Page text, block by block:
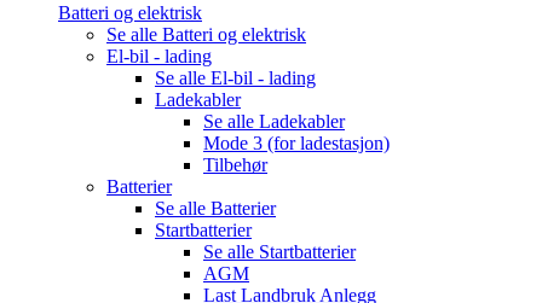
Batteri og elektrisk
Se alle Batteri og elektrisk
El-bil - lading
Se alle El-bil - lading
Ladekabler
Se alle Ladekabler
Mode 3 (for ladestasjon)
Tilbehør
Batterier
Se alle Batterier
Startbatterier
Se alle Startbatterier
AGM
Last Landbruk Anlegg